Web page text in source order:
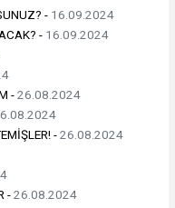
- 16.09.2024
- 16.09.2024
-26.08.2024
-26.08.2024
-26.08.2024